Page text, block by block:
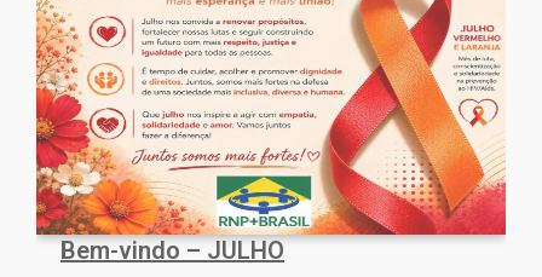
Bem-vindo – JULHO